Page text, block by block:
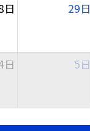
日 29日
日 5日